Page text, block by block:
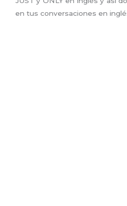
en tus conversaciones en